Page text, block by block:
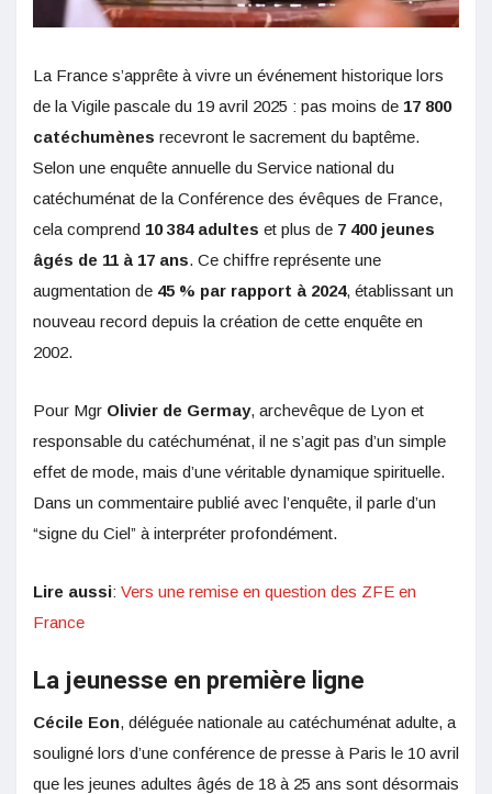
La France s’apprête à vivre un événement historique lors
de la Vigile pascale du 19 avril 2025 : pas moins de 17 800
catéchumènes recevront le sacrement du baptême.
Selon une enquête annuelle du Service national du
catéchuménat de la Conférence des évêques de France,
cela comprend 10 384 adultes et plus de 7 400 jeunes
âgés de 11 à 17 ans. Ce chiffre représente une
augmentation de 45 % par rapport à 2024, établissant un
nouveau record depuis la création de cette enquête en
2002.
Pour Mgr Olivier de Germay, archevêque de Lyon et
responsable du catéchuménat, il ne s’agit pas d’un simple
effet de mode, mais d’une véritable dynamique spirituelle.
Dans un commentaire publié avec l’enquête, il parle d’un
“signe du Ciel” à interpréter profondément.
Lire aussi: Vers une remise en question des ZFE en
France
La jeunesse en première ligne
Cécile Eon, déléguée nationale au catéchuménat adulte, a
souligné lors d’une conférence de presse à Paris le 10 avril
que les jeunes adultes âgés de 18 à 25 ans sont désormais